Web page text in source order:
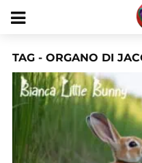
TAG - ORGANO DI